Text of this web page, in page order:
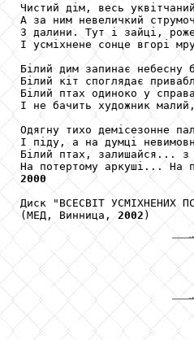
Чистий дім, весь
А за ним невеличкий
З далини. Тут і зайці,
І усміхнене сонце вгорі
Білий дим запинає небесну
Білий кіт споглядає
Білий птах одиноко у
І не бачить художник
Одягну тихо демісезонне
І піду, а на думці
Білий птах, залишайся... з
2000
Диск "ВСЕСВІТ УСМІХНЕНИХ
(МЕД, Винница, 2002 )